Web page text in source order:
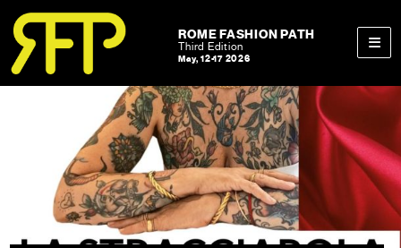
Skip to content
Skip to footer
ROME FASHION PATH
Third Edition
May, 12-17 2026